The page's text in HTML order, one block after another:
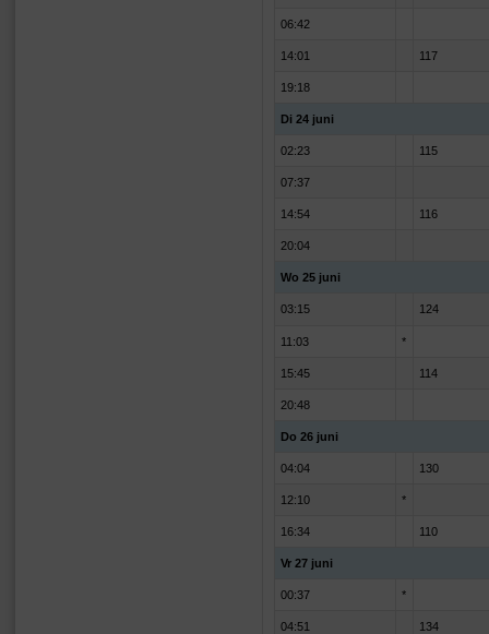
06:42
14:01 117
19:18
Di 24 juni
02:23 115
07:37
14:54 116
20:04
Wo 25 juni
03:15 124
11:03 *
15:45 114
20:48
Do 26 juni
04:04 130
12:10 *
16:34 110
Vr 27 juni
00:37 *
04:51 134